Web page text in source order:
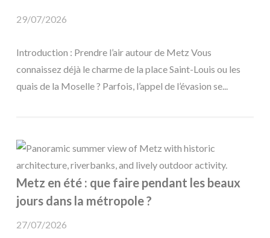
29/07/2026
Introduction : Prendre l’air autour de Metz Vous
connaissez déjà le charme de la place Saint-Louis ou les
quais de la Moselle ? Parfois, l’appel de l’évasion se...
Metz en été : que faire pendant les beaux
jours dans la métropole ?
27/07/2026